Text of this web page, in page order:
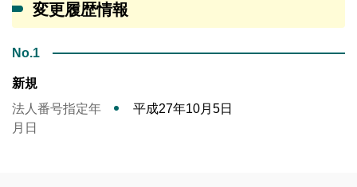
変更履歴情報
No.1
新規
法人番号指定年
月日
平成27年10月5日